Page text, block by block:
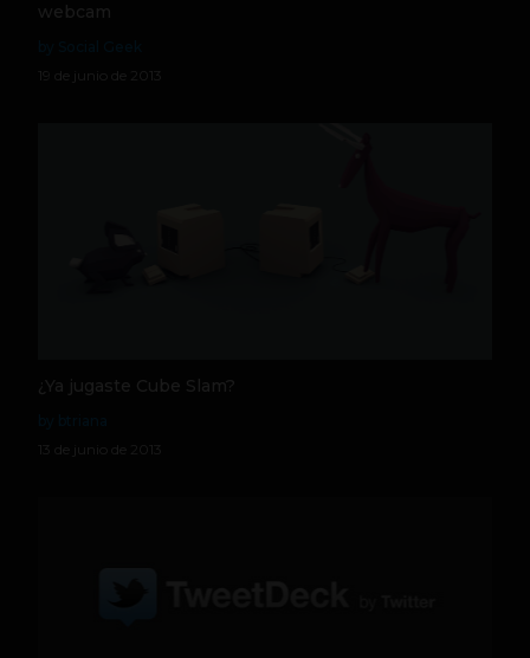
webcam
19 de junio de 2013
¿Ya jugaste Cube Slam?
13 de junio de 2013